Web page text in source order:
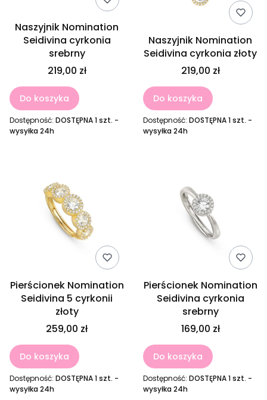
Naszyjnik Nomination
Seidivina cyrkonia
srebrny
219,00 zł
Do koszyka
Dostępność: DOSTĘPNA 1 szt. -
wysyłka 24h
Naszyjnik Nomination
Seidivina cyrkonia złoty
219,00 zł
Do koszyka
Dostępność: DOSTĘPNA 1 szt. -
wysyłka 24h
Pierścionek Nomination
Seidivina 5 cyrkonii
złoty
259,00 zł
Do koszyka
Dostępność: DOSTĘPNA 1 szt. -
wysyłka 24h
Pierścionek Nomination
Seidivina cyrkonia
srebrny
169,00 zł
Do koszyka
Dostępność: DOSTĘPNA 1 szt. -
wysyłka 24h